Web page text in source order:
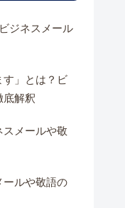
ジネスメール
す」とは？ビ
底解釈
スメールや敬
ールや敬語の